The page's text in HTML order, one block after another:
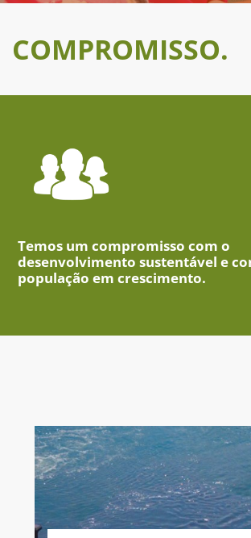
COMPROMISSO.
Temos um compromisso com o
desenvolvimento sustentável e
população em crescimento.